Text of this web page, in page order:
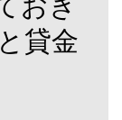
貸金